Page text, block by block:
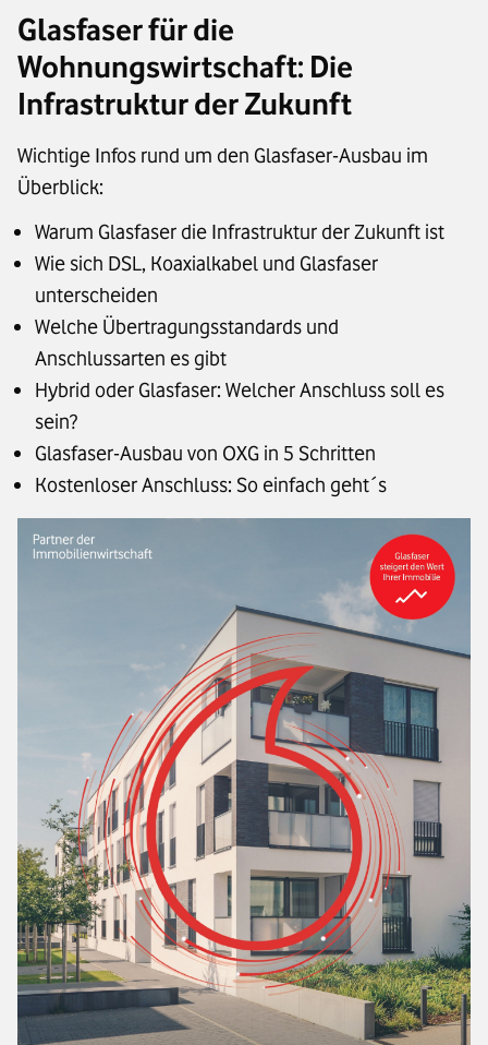
Glasfaser für die
Wohnungswirtschaft: Die
Infrastruktur der Zukunft
Wichtige Infos rund um den Glasfaser-Ausbau im
Überblick:
Warum Glasfaser die Infrastruktur der Zukunft ist
Wie sich DSL, Koaxialkabel und Glasfaser
unterscheiden
Welche Übertragungsstandards und
Anschlussarten es gibt
Hybrid oder Glasfaser: Welcher Anschluss soll es
sein?
Glasfaser-Ausbau von OXG in 5 Schritten
Kostenloser Anschluss: So einfach geht´s